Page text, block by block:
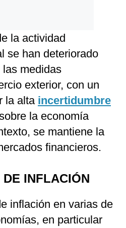
la actividad
se han deteriorado
medidas
exterior, con un
la alta incertidumbre
la economía
se mantiene la
financieros.
DE INFLACIÓN
inflación en varias de
en particular